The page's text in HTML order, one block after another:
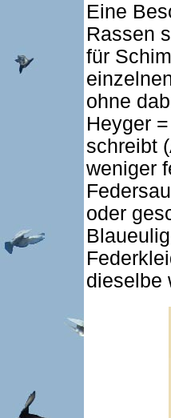
Eine
Rassen
für
ohne
Heyger
schreibt
weniger
oder
dieselbe